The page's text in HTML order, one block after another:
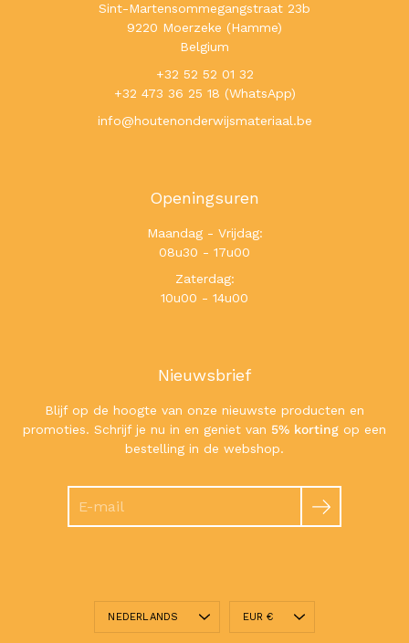
Sint-Martensommegangstraat 23b
9220 Moerzeke (Hamme)
Belgium
+32 52 52 01 32
+32 473 36 25 18 (WhatsApp)
info@houtenonderwijsmateriaal.be
Openingsuren
Maandag - Vrijdag:
08u30 - 17u00
Zaterdag:
10u00 - 14u00
Nieuwsbrief
Blijf op de hoogte van onze nieuwste producten en
promoties. Schrijf je nu in en geniet van 5% korting op een
bestelling in de webshop.
Taal
NEDERLANDS Valuta
EUR €